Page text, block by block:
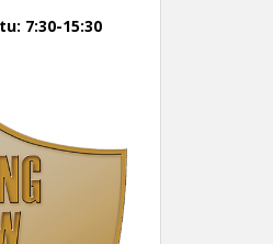
7:30-15:30